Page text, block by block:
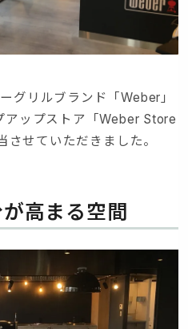
グリルブランド「Weber」
アップストア「Weber Store
せていただきました。
高まる空間